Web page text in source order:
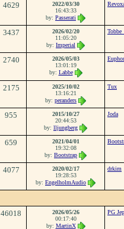
4629
2022/03/30
16:43:33
by: Passerati
3437
2026/02/20
11:05:20
by: Imperial
2740
2026/05/03
13:01:19
by: Labbe
2175
2025/10/02
13:16:21
by: peranders
Tux
955
2015/10/27
20:44:53
by: lljungberg
Joda
659
2021/04/01
19:32:08
by: Bootstrap
4077
2020/02/17
19:28:53
by: EngelholmAudio
drkim
46018
2026/05/26
00:17:40
by: MartinX
PG